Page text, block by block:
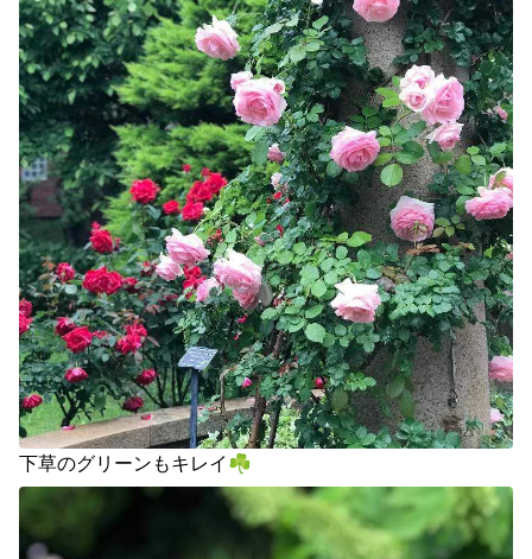
下草のグリーンもキレイ☘️